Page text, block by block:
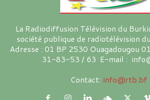
La Radiodiffusion Télévision du
société publique de radiotélévision
Adresse : 01 BP 2530 Ouagadougou
31-83-53 / 63 E-mail :
Contact: info@rtb.bf